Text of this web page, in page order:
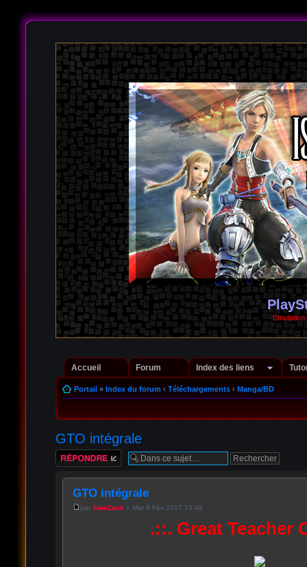
Accueil Forum Index des liens
Portail» Index du forum ‹ Téléchargements ‹ Manga/BD
GTO intégrale
Répondre
GTO intégrale
par SamZack » Mer 8 Fév 2017 13:48
.::. Great Teacher